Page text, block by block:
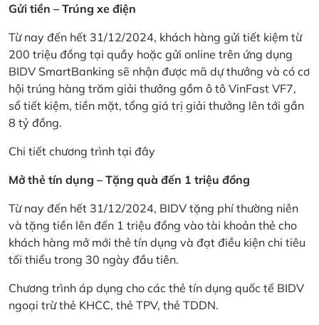
Gửi tiền – Trúng xe điện
Từ nay đến hết 31/12/2024, khách hàng gửi tiết kiệm từ
200 triệu đồng tại quầy hoặc gửi online trên ứng dụng
BIDV SmartBanking sẽ nhận được mã dự thưởng và có cơ
hội trúng hàng trăm giải thưởng gồm ô tô VinFast VF7,
sổ tiết kiệm, tiền mặt, tổng giá trị giải thưởng lên tới gần
8 tỷ đồng.
Chi tiết chương trình tại đây
Mở thẻ tín dụng – Tặng quà đến 1 triệu đồng
Từ nay đến hết 31/12/2024, BIDV tặng phí thường niên
và tặng tiền lên đến 1 triệu đồng vào tài khoản thẻ cho
khách hàng mở mới thẻ tín dụng và đạt điều kiện chi tiêu
tối thiểu trong 30 ngày đầu tiên.
Chương trình áp dụng cho các thẻ tín dụng quốc tế BIDV
ngoại trừ thẻ KHCC, thẻ TPV, thẻ TDDN.